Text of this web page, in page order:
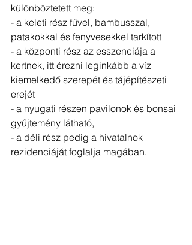
különböztetett meg:
- a keleti rész fűvel, bambusszal,
patakokkal és fenyvesekkel tarkított
- a központi rész az esszenciája a
kertnek, itt érezni leginkább a víz
kiemelkedő szerepét és tájépítészeti
erejét
- a nyugati részen pavilonok és bonsai
gyűjtemény látható,
- a déli rész pedig a hivatalnok
rezidenciáját foglalja magában.